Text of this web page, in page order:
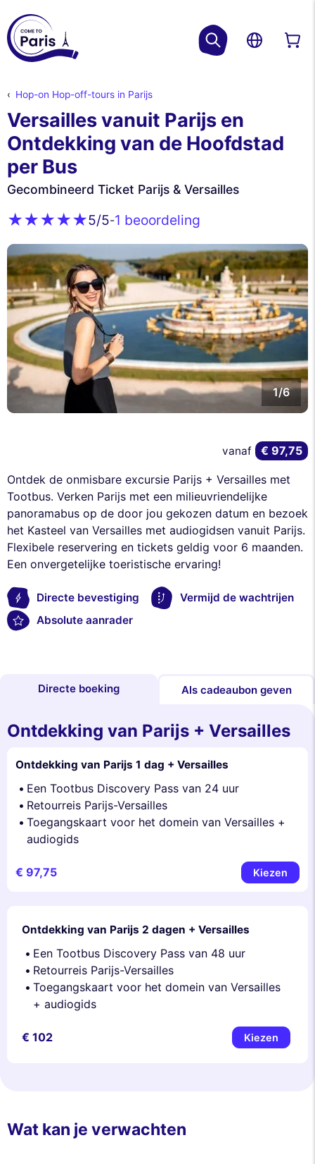
Hop-on Hop-off-tours in Parijs
Versailles vanuit Parijs en
Ontdekking van de Hoofdstad
per Bus
Gecombineerd Ticket Parijs & Versailles
5/5-1 beoordeling
1/6
Ontdek de onmisbare excursie Parijs + Versailles met
Tootbus. Verken Parijs met een milieuvriendelijke
panoramabus op de door jou gekozen datum en bezoek
het Kasteel van Versailles met audiogidsen vanuit Parijs.
Flexibele reservering en tickets geldig voor 6 maanden.
Een onvergetelijke toeristische ervaring!
Directe bevestiging
Vermijd de wachtrijen
Absolute aanrader
vanaf € 97,75
Directe boeking Als cadeaubon geven
Ontdekking van Parijs + Versailles
Ontdekking van Parijs 1 dag + Versailles
Een Tootbus Discovery Pass van 24 uur
Retourreis Parijs-Versailles
Toegangskaart voor het domein van Versailles +
audiogids
€ 97,75 Kiezen
Ontdekking van Parijs 2 dagen + Versailles
Een Tootbus Discovery Pass van 48 uur
Retourreis Parijs-Versailles
Toegangskaart voor het domein van Versailles
+ audiogids
€ 102 Kiezen
Wat kan je verwachten